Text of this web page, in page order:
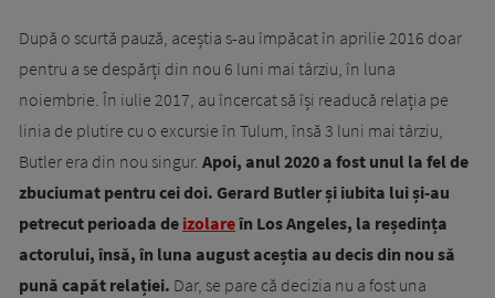
După o scurtă pauză, aceștia s-au împăcat în aprilie 2016 doar
pentru a se despărți din nou 6 luni mai târziu, în luna
noiembrie. În iulie 2017, au încercat să își readucă relația pe
linia de plutire cu o excursie în Tulum, însă 3 luni mai târziu,
Butler era din nou singur. Apoi, anul 2020 a fost unul la fel de
zbuciumat pentru cei doi. Gerard Butler și iubita lui și-au
petrecut perioada de izolareîn Los Angeles, la reședința
actorului, însă, în luna august aceștia au decis din nou să
pună capăt relației. Dar, se pare că decizia nu a fost una